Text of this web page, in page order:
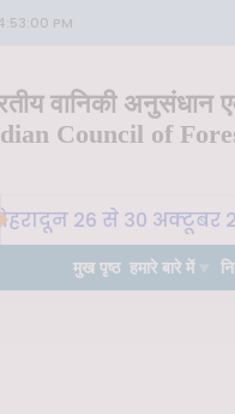
PM
वानिकी अनुसंधान
Council of
26 से 30 अक्टूबर
मुख पृष्ठ हमारे बारे में